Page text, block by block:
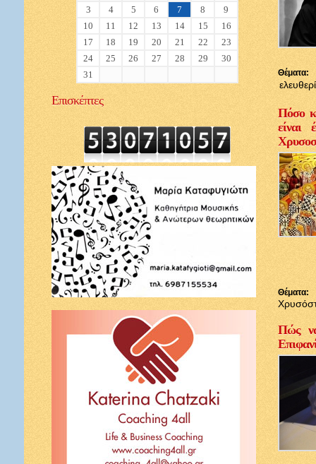
3
4 5 6 7 8
9
10
11 12 13 14 15
16
17
18 19 20 21 22
23
24
25 26 27 28 29
30
31
Επισκέπτες
Θέματα:
Πόσο
είναι
Θέματα:
Πώς να